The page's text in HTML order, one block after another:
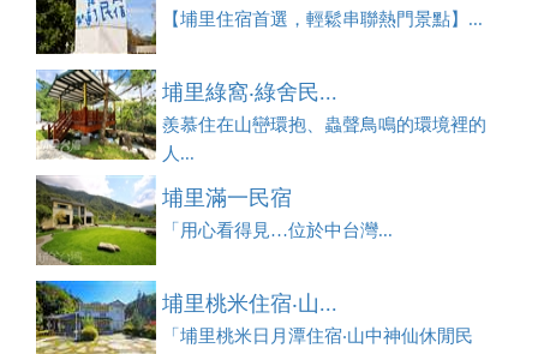
【埔里住宿首選，輕鬆串聯熱門景點】...
埔里綠窩‧綠舍民...
羨慕住在山巒環抱、蟲聲鳥鳴的環境裡的
人...
埔里滿一民宿
「用心看得見…位於中台灣...
埔里桃米住宿‧山...
「埔里桃米日月潭住宿‧山中神仙休閒民